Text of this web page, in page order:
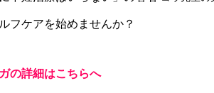
フケアを始めませんか？
の詳細はこちらへ